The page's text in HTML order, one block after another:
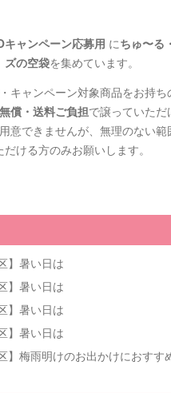
キャンペーン応募用 にちゅ〜る
ズの空袋を集めています。
キャンペーン対象商品をお持ち
無償・送料ご負担で譲っていただ
意できませんが、無理のない範
だける方のみお願いします。
】暑い日は
】暑い日は
】暑い日は
】暑い日は
】梅雨明けのお出かけにおすす